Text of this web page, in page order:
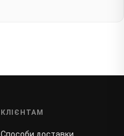
КЛІЄНТАМ